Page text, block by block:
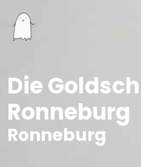
Die
Ronneburg
Ronneburg